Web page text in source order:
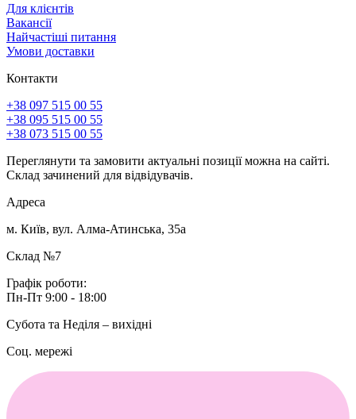
Для клієнтів
Вакансії
Найчастіші питання
Умови доставки
Контакти
+38 097 515 00 55
+38 095 515 00 55
+38 073 515 00 55
Переглянути та замовити актуальні позиції можна на сайті.
Склад зачинений для відвідувачів.
Адреса
м. Київ, вул. Алма-Атинська, 35а
Склад №7
Графік роботи:
Пн-Пт 9:00 - 18:00
Субота та Неділя – вихідні
Соц. мережі